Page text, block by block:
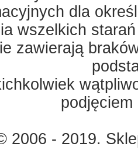
dla
wszelkich
zawierają
2006 - 2019.